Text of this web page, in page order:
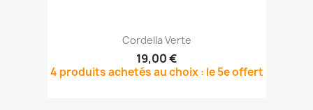
Cordella Verte
19,00 €
4 produits achetés au choix : le 5e offert